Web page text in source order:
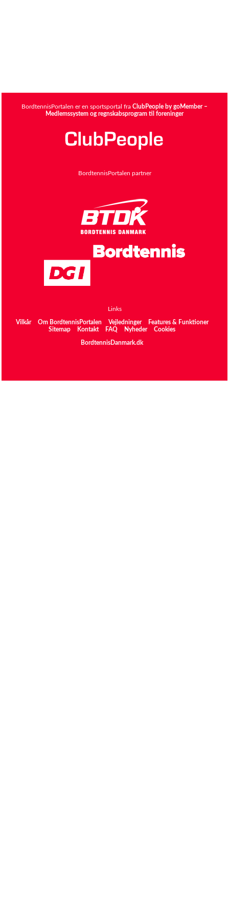
BordtennisPortalen er en sportsportal fra ClubPeople by goMember –
Medlemssystem og regnskabsprogram til foreninger
BordtennisPortalen partner
Links
Vilkår Om BordtennisPortalen Vejledninger
Features & Funktioner
Sitemap
Kontakt FAQ Nyheder Cookies
BordtennisDanmark.dk